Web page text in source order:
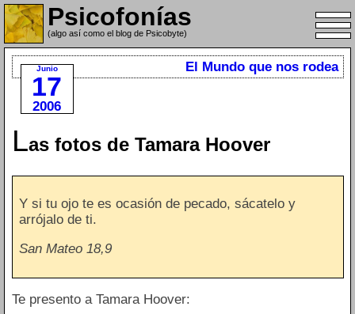
Psicofonías
(algo así como el blog de Psicobyte)
Junio
17
2006
El Mundo que nos rodea
Las fotos de Tamara Hoover
Y si tu ojo te es ocasión de pecado, sácatelo y
arrójalo de ti.
San Mateo 18,9
Te presento a Tamara Hoover: